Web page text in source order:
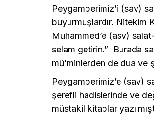
Peygamberimiz’i (sav)
buyurmuşlardır. Nitekim
Muhammed’e (asv)
selam getirin.” Burada
mü’minlerden de dua ve
Peygamberimiz’e (sav)
şerefli hadislerinde ve
müstakil kitaplar